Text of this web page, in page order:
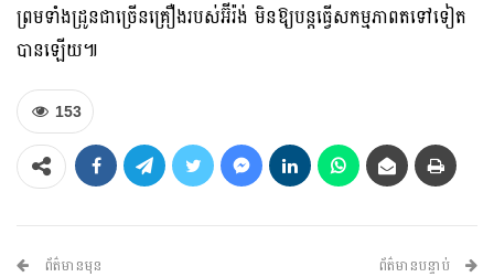
ព្រមទាំងដ្រូនជាច្រើនគ្រឿងរបស់អ៊ីរ៉ង់ មិនឱ្យបន្តធ្វើសកម្មភាពតទៅទៀត
បានឡើយ៕
153
ព័ត៌មានមុន ព័ត៌មានបន្ទាប់